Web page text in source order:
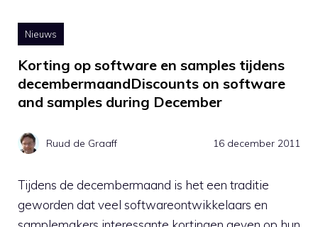
Nieuws
Korting op software en samples tijdens
decembermaandDiscounts on software
and samples during December
Ruud de Graaff 16 december 2011
Tijdens de decembermaand is het een traditie
geworden dat veel softwareontwikkelaars en